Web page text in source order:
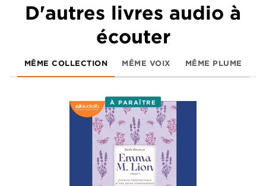
D'autres livres audio à
écouter
MÊME COLLECTION MÊME VOIX MÊME PLUME
À PARAÎTRE